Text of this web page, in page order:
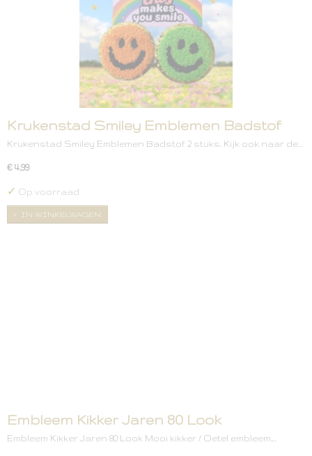
Krukenstad Smiley Emblemen Badstof
Krukenstad Smiley Emblemen Badstof 2 stuks. Kijk ook naar de…
€ 4,99
✓ Op voorraad
IN WINKELWAGEN
Embleem Kikker Jaren 80 Look
Embleem Kikker Jaren 80 Look Mooi kikker / Oetel embleem,…